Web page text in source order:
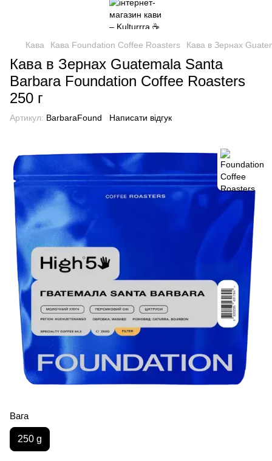
Кава Кава Foundation Coffee Roasters Кава в Зернах
Кава в Зернах Guatemala Santa
Barbara Foundation Coffee Roasters
250 г
Артикул: BarbaraFound Написати відгук
Вага
250 g